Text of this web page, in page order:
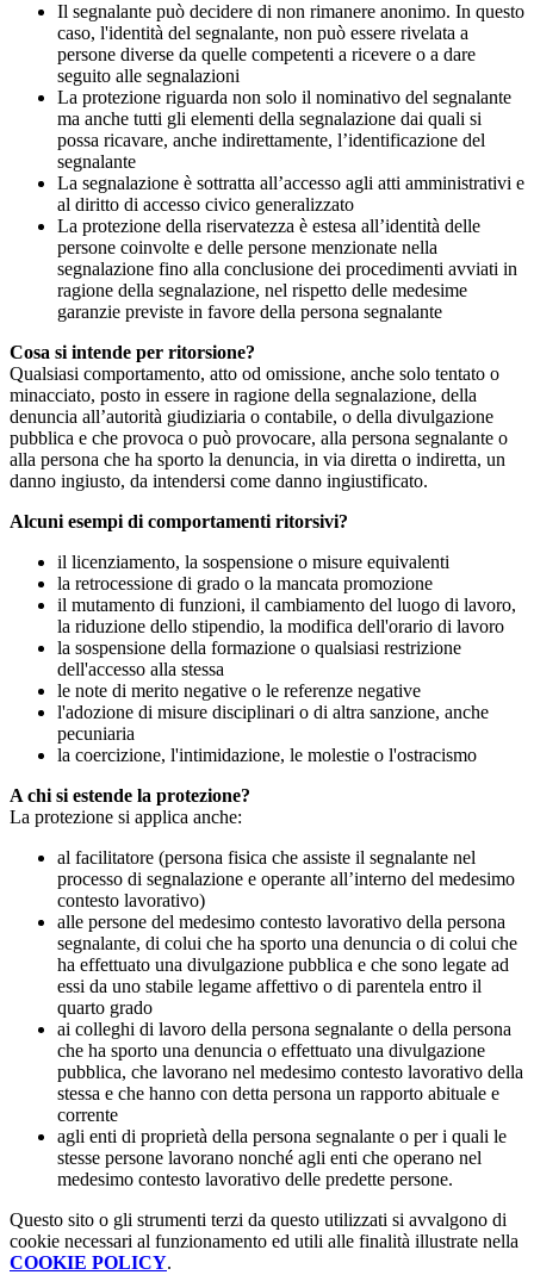
Il segnalante può decidere di non rimanere anonimo. In questo
caso, l'identità del segnalante, non può essere rivelata a
persone diverse da quelle competenti a ricevere o a dare
seguito alle segnalazioni
La protezione riguarda non solo il nominativo del segnalante
ma anche tutti gli elementi della segnalazione dai quali si
possa ricavare, anche indirettamente, l’identificazione del
segnalante
La segnalazione è sottratta all’accesso agli atti amministrativi e
al diritto di accesso civico generalizzato
La protezione della riservatezza è estesa all’identità delle
persone coinvolte e delle persone menzionate nella
segnalazione fino alla conclusione dei procedimenti avviati in
ragione della segnalazione, nel rispetto delle medesime
garanzie previste in favore della persona segnalante
Cosa si intende per ritorsione?
Qualsiasi comportamento, atto od omissione, anche solo tentato o
minacciato, posto in essere in ragione della segnalazione, della
denuncia all’autorità giudiziaria o contabile, o della divulgazione
pubblica e che provoca o può provocare, alla persona segnalante o
alla persona che ha sporto la denuncia, in via diretta o indiretta, un
danno ingiusto, da intendersi come danno ingiustificato.
Alcuni esempi di comportamenti ritorsivi?
il licenziamento, la sospensione o misure equivalenti
la retrocessione di grado o la mancata promozione
il mutamento di funzioni, il cambiamento del luogo di lavoro,
la riduzione dello stipendio, la modifica dell'orario di lavoro
la sospensione della formazione o qualsiasi restrizione
dell'accesso alla stessa
le note di merito negative o le referenze negative
l'adozione di misure disciplinari o di altra sanzione, anche
pecuniaria
la coercizione, l'intimidazione, le molestie o l'ostracismo
A chi si estende la protezione?
La protezione si applica anche:
al facilitatore (persona fisica che assiste il segnalante nel
processo di segnalazione e operante all’interno del medesimo
contesto lavorativo)
alle persone del medesimo contesto lavorativo della persona
segnalante, di colui che ha sporto una denuncia o di colui che
ha effettuato una divulgazione pubblica e che sono legate ad
essi da uno stabile legame affettivo o di parentela entro il
quarto grado
ai colleghi di lavoro della persona segnalante o della persona
che ha sporto una denuncia o effettuato una divulgazione
pubblica, che lavorano nel medesimo contesto lavorativo della
stessa e che hanno con detta persona un rapporto abituale e
corrente
agli enti di proprietà della persona segnalante o per i quali le
stesse persone lavorano nonché agli enti che operano nel
medesimo contesto lavorativo delle predette persone.
Questo sito o gli strumenti terzi da questo utilizzati si avvalgono di
cookie necessari al funzionamento ed utili alle finalità illustrate nella
COOKIE POLICY.